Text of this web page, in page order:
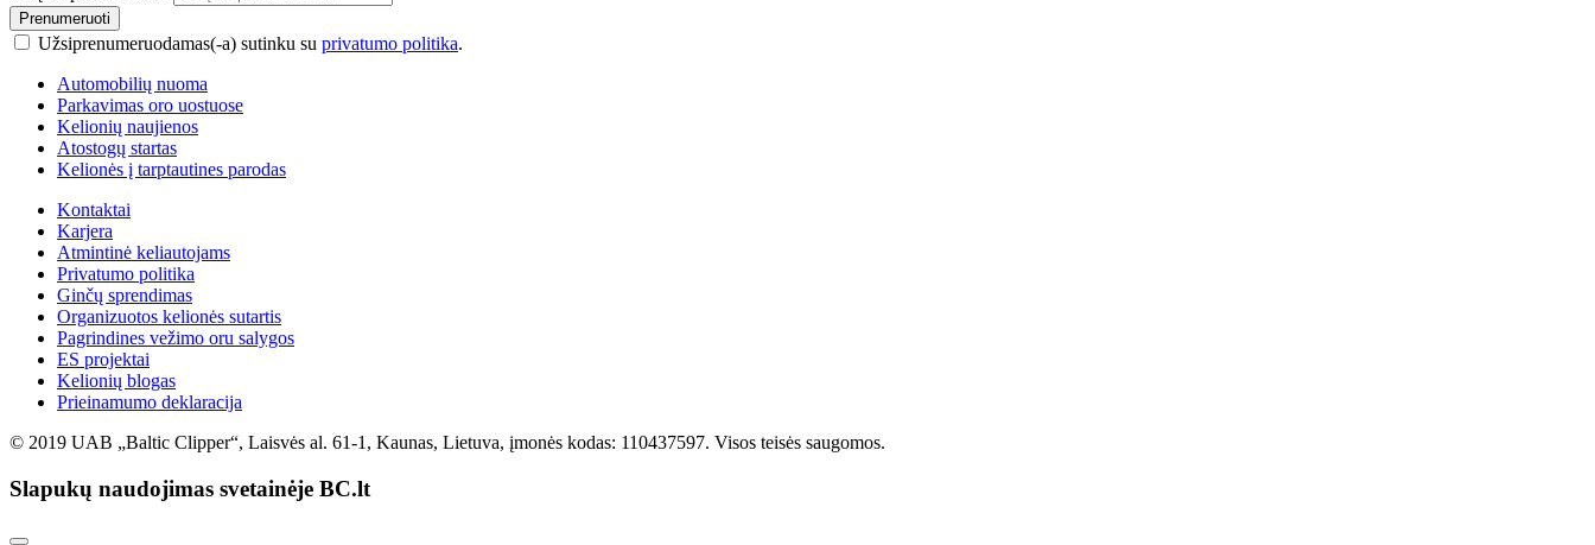
Prenumeruoti
Užsiprenumeruodamas(-a) sutinku su privatumo politika.
Automobilių nuoma
Parkavimas oro uostuose
Kelionių naujienos
Atostogų startas
Kelionės į tarptautines parodas
Kontaktai
Karjera
Atmintinė keliautojams
Privatumo politika
Ginčų sprendimas
Organizuotos kelionės sutartis
Pagrindines vežimo oru salygos
ES projektai
Kelionių blogas
Prieinamumo deklaracija
© 2019 UAB „Baltic Clipper“, Laisvės al. 61-1, Kaunas, Lietuva, įmonės kodas: 110437597. Visos teisės saugomos.
Slapukų naudojimas svetainėje BC.lt